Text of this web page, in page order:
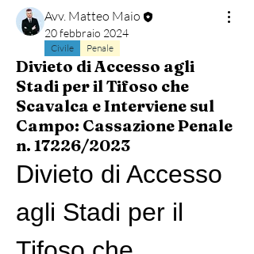
Avv. Matteo Maio
20 febbraio 2024
Civile Penale
Divieto di Accesso agli
Stadi per il Tifoso che
Scavalca e Interviene sul
Campo: Cassazione Penale
n. 17226/2023
Divieto di Accesso
agli Stadi per il